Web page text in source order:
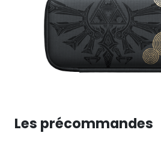
Les précommandes